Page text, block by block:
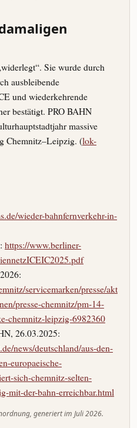
Sie wurde durch
ausbleibende
und wiederkehrende
bestätigt. PRO BAHN
massive
Chemnitz–Leipzig. (lok-
wieder-bahnfernverkehr-in-
https://www.berliner-
servicemarken/presse/akt
presse-chemnitz/pm-14-
chemnitz-leipzig-6982360
26.03.2025:
news/deutschland/aus-den-
europaeische-
sich-chemnitz-selten-
mit-der-bahn-erreichbar.html
generiert im Juli 2026.